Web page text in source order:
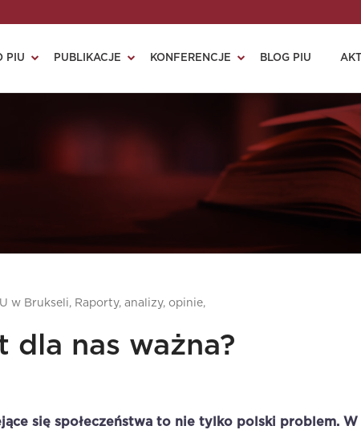
PIU PUBLIKACJE KONFERENCJE BLOG PIU
w Brukseli, Raporty, analizy, opinie,
dla nas ważna?
się społeczeństwa to nie tylko polski problem. W